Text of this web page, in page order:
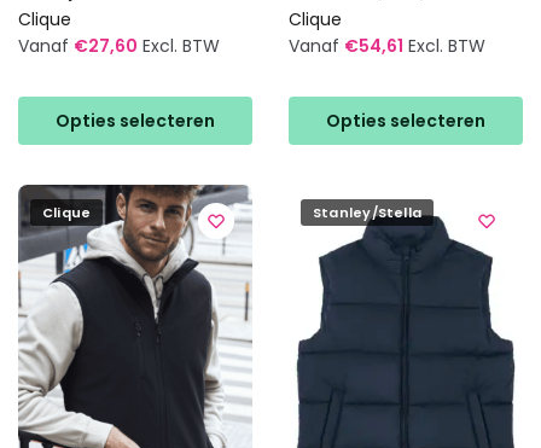
Clique
Vanaf €27,60 Excl. BTW
Opties selecteren
product
heeft
variaties.
Deze
optie
kan
gekozen
worden
op
de
productpagina
Clique
Vanaf €54,61 Excl. BTW
Opties selecteren
product
heeft
variaties.
Deze
optie
gekozen
worden
op
de
productpagina
Clique Stanley/Stella